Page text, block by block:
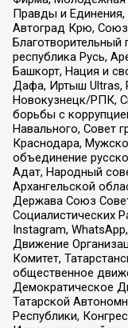
Правды и Единения,
Автоград Крю, Союз
Благотворительный
республика Русь,
Башкорт, Нация и
Дафа, Иртыш Ultras,
Новокузнецк/РПК,
борьбы с
Навального, Совет
Краснодара,
объединение
Адат, Народный
Архангельской
Держава Союз
Социалистических
Instagram,
Движение
Комитет,
общественное
Демократическое
Татарской
Республики,